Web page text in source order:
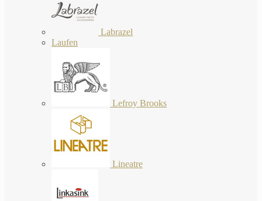
Labrazel
Laufen
Lefroy Brooks
Lineatre